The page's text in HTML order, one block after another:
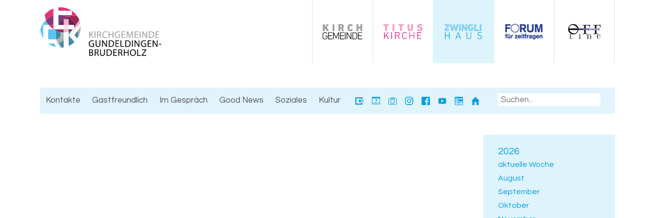
7
Kontakte Gastfreundlich Im Gespräch Good News Soziales Kultur
2026
aktuelle Woche
August
September
Oktober